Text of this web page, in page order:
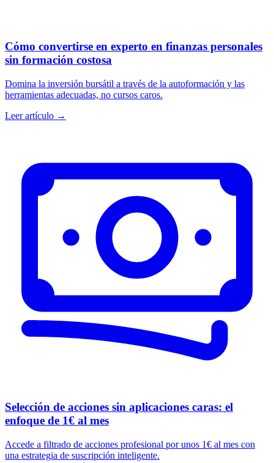
Cómo convertirse en experto en finanzas personales
sin formación costosa
Domina la inversión bursátil a través de la autoformación y las
herramientas adecuadas, no cursos caros.
Leer artículo →
Selección de acciones sin aplicaciones caras: el
enfoque de 1€ al mes
Accede a filtrado de acciones profesional por unos 1€ al mes con
una estrategia de suscripción inteligente.